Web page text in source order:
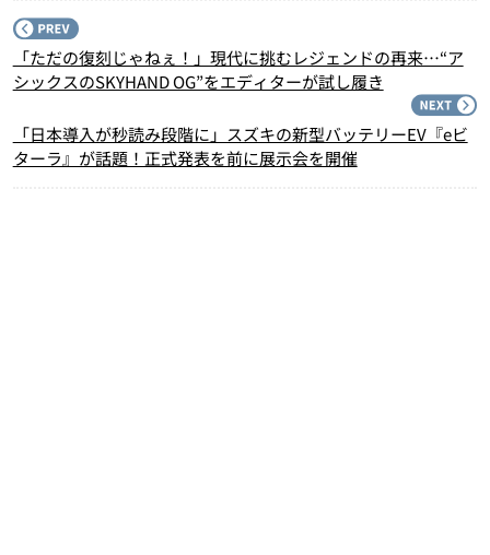
「ただの復刻じゃねぇ！」現代に挑むレジェンドの再来…“ア
シックスのSKYHAND OG”をエディターが試し履き
「日本導入が秒読み段階に」スズキの新型バッテリーEV『eビ
ターラ』が話題！正式発表を前に展示会を開催